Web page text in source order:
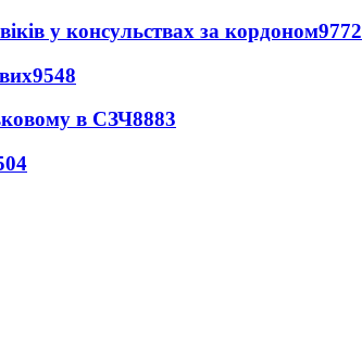
у консульствах за кордоном9772
9548
в СЗЧ8883